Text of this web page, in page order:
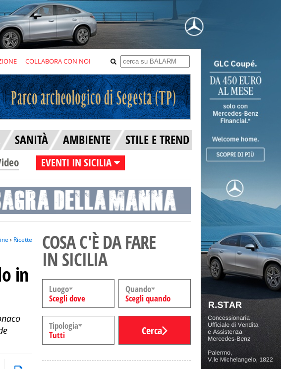
COLLABORA CON NOI
SANITÀ AMBIENTE STILE E TREND
EVENTI IN SICILIA
› Ricette
in
COSA C'È DA FARE
IN SICILIA
Luogo
Scegli dove
Quando
Scegli quando
Tipologia
Tutti
Cerca